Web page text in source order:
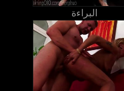
البراءة